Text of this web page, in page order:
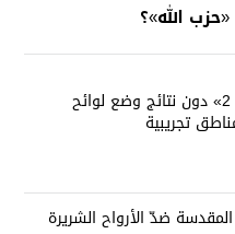
الله»؟
جــولة «روما 2» دون نتائج وضع لوائح
تجريبية
ضدّ الأرواح الشريرة